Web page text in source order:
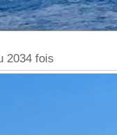
2034 fois